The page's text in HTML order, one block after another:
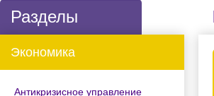
Разделы
Экономика
Антикризисное управление